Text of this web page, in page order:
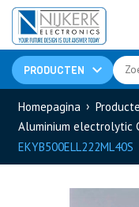
PRODUCTEN
Resistors(781)
Shunt Resistor
Homepagina
Aluminium electrolytic
EKYB500ELL222ML40S